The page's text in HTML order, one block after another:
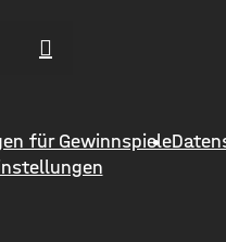
Region um ihr Erspartes
Laut Polizei erstellen die
Empfehlungen von
Persönlichkeiten. Ihr Ziel:
für Gewinnspiele